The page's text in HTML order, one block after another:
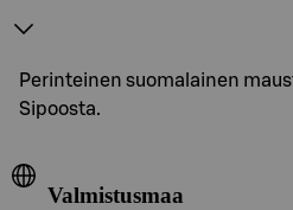
Perinteinen suomalainen
Sipoosta.
Valmistusmaa